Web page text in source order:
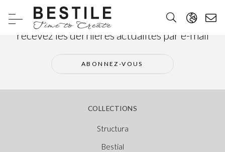
Abonnez-vous à notre newsletter et
recevez les dernières actualités par e-mail
ABONNEZ-VOUS
COLLECTIONS
Structura
Bestial